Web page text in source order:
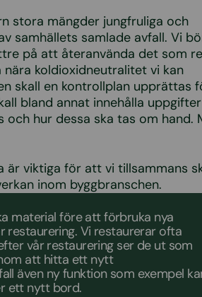
stora mängder jungfruliga och
samhällets samlade avfall. Vi
på att återanvända det som
koldioxidneutralitet vi kan
skall en kontrollplan upprättas
bland annat innehålla
hur dessa ska tas om hand.
är viktiga för att vi tillsammans
inom byggbranschen.
material före att förbruka nya
restaurering. Vi restaurerar ofta
vår restaurering ser de ut som
att hitta ett nytt
även ny funktion som exempel
ett nytt bord.